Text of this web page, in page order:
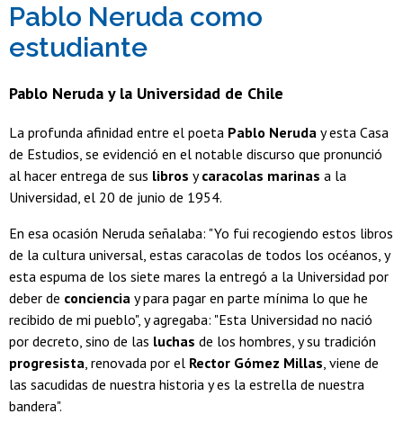
Académicas/os
Egresadas/os
Pablo Neruda como
estudiante
Pablo Neruda y la Universidad de Chile
La profunda afinidad entre el poeta Pablo Neruda y esta Casa
de Estudios, se evidenció en el notable discurso que pronunció
al hacer entrega de sus libros ycaracolas marinas a la
Universidad, el 20 de junio de 1954.
En esa ocasión Neruda señalaba: "Yo fui recogiendo estos libros
de la cultura universal, estas caracolas de todos los océanos, y
esta espuma de los siete mares la entregó a la Universidad por
deber de conciencia y para pagar en parte mínima lo que he
recibido de mi pueblo", y agregaba: "Esta Universidad no nació
por decreto, sino de las luchas de los hombres, y su tradición
progresista, renovada por el Rector Gómez Millas, viene de
las sacudidas de nuestra historia y es la estrella de nuestra
bandera".